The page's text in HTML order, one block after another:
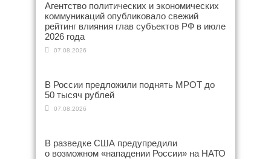
Агентство политических и экономических
коммуникаций опубликовало свежий
рейтинг влияния глав субъектов РФ в июле
2026 года
07.08.2026
В России предложили поднять МРОТ до
50 тысяч рублей
07.08.2026
В разведке США предупредили
о возможном «нападении России» на НАТО